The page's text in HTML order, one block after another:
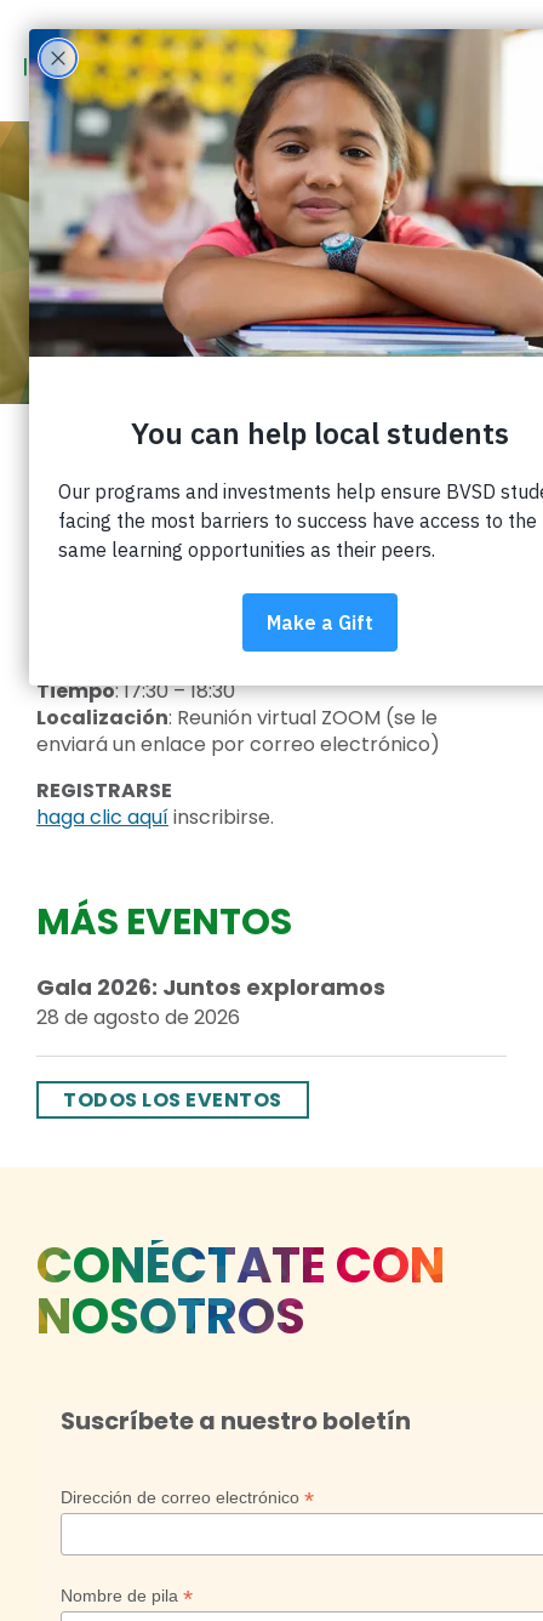
1 DE ENERO1970
5:30 PM- 6:30 PM
ORIENTACIÓN PARA VOLUNTARIOS
¡Únase a nosotros para una introducción a
Impact on Education! Conocerá a miembros de
nuestro equipo de personal, aprenderá sobre
nuestra misión y programas, y descubrirá cómo
puede apoyar la equidad en las escuelas de
Tiempo: 17:30 – 18:30
Localización: Reunión virtual ZOOM (se le
enviará un enlace por correo electrónico)
REGISTRARSE
haga clic aquíinscribirse.
MÁS EVENTOS
Gala 2026: Juntos exploramos
28 de agosto de 2026
TODOS LOS EVENTOS
CONÉCTATE CON
NOSOTROS
Suscríbete a nuestro boletín
Dirección de correo electrónico *
Nombre de pila *